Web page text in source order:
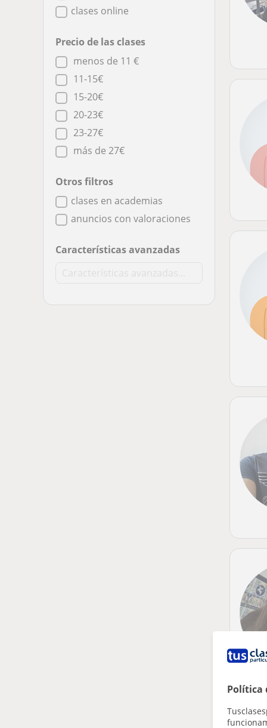
Política
clases online
Precio de las clases
menos de 11 €
11-15€
15-20€
20-23€
23-27€
más de 27€
Otros filtros
clases en academias
anuncios con valoraciones
Características avanzadas